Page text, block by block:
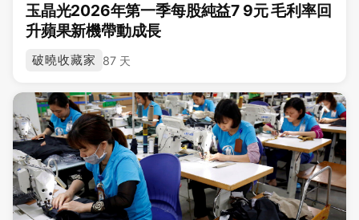
玉晶光2026年第一季每股純益7 9元 毛利率回
升蘋果新機帶動成長
破曉收藏家 87 天